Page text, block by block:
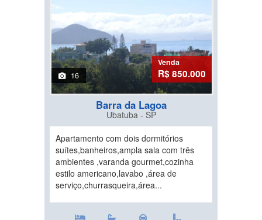
16
Venda
R$ 850.000
Barra da Lagoa
Ubatuba - SP
Apartamento com dois dormitórios
suítes,banheiros,ampla sala com três
ambientes ,varanda gourmet,cozinha
estilo americano,lavabo ,área de
serviço,churrasqueira,área...